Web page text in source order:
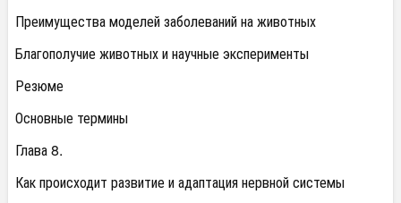
Преимущества моделей заболеваний на животных
Благополучие животных и научные эксперименты
Резюме
Основные термины
Глава 8.
Как происходит развитие и адаптация нервной системы